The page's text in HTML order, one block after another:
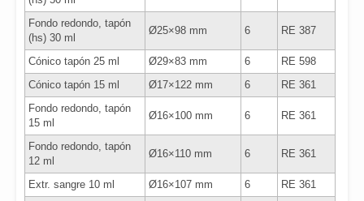
Fondo redondo, tapón
(hs) 30 ml
Ø25×98 mm 6 RE 387
Cónico tapón 25 ml Ø29×83 mm 6
RE 598
Cónico tapón 15 ml
Ø17×122 mm 6
RE 361
Fondo redondo, tapón
15 ml
Ø16×100 mm 6 RE 361
Fondo redondo, tapón
12 ml
Ø16×110 mm 6 RE 361
Extr. sangre 10 ml Ø16×107 mm 6
RE 361